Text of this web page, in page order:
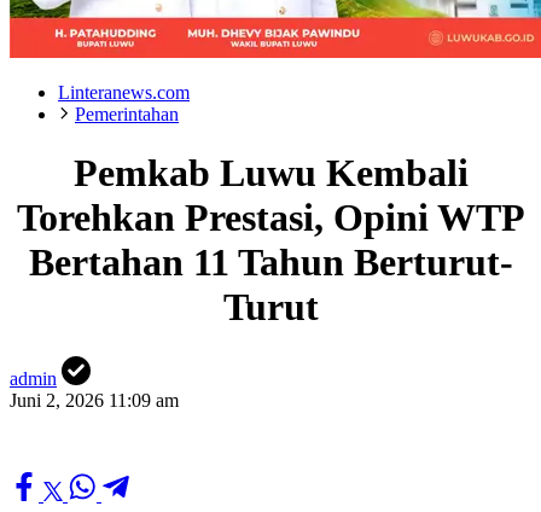
Linteranews.com
Pemerintahan
Pemkab Luwu Kembali
Torehkan Prestasi, Opini WTP
Bertahan 11 Tahun Berturut-
Turut
admin
Juni 2, 2026 11:09 am